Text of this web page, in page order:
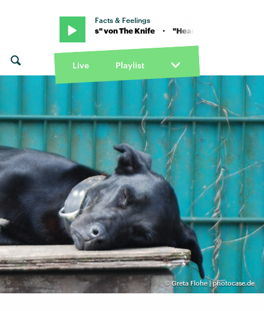
Facts & Feelings
von The Knife · "Heartbeats" von The Knife
Live Playlist
© Greta Flohe | photocase.de